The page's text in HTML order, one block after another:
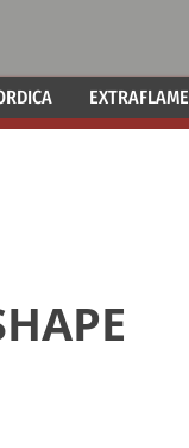
EXTRAFLAME